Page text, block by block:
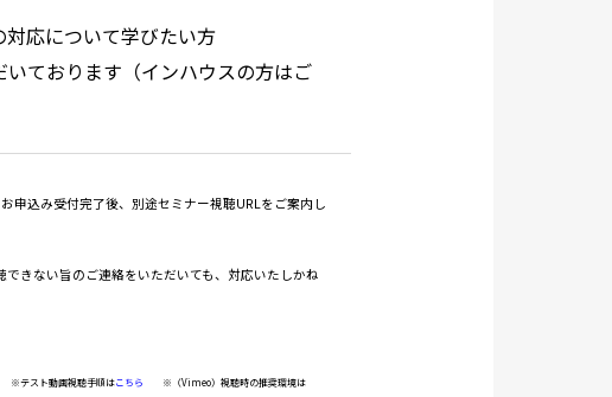
応について学びたい方
ております（インハウスの方はご
申込み受付完了後、別途セミナー視聴URLをご案内し
きない旨のご連絡をいただいても、対応いたしかね
※テスト動画視聴手順はこちら ※（Vimeo）視聴時の推奨環境は